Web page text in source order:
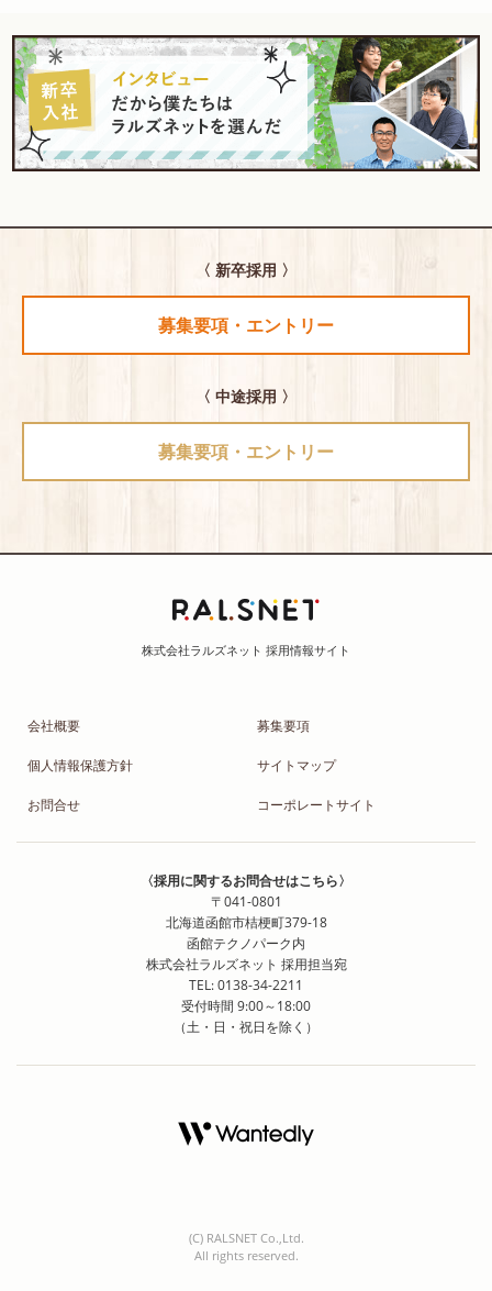
〈 新卒採用 〉
募集要項・エントリー
〈 中途採用 〉
募集要項・エントリー
会社概要 募集要項
個人情報保護方針 サイトマップ
お問合せ コーポレートサイト
〈採用に関するお問合せはこちら〉
〒041-0801
北海道函館市桔梗町379-18
函館テクノパーク内
株式会社ラルズネット 採用担当宛
TEL: 0138-34-2211
受付時間 9:00～18:00
（土・日・祝日を除く）
(C) RALSNET Co.,Ltd.
All rights reserved.